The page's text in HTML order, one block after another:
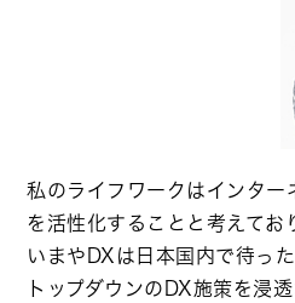
私のライフワークはインター
を活性化することと考えてお
いまやDXは日本国内で待っ
トップダウンのDX施策を浸